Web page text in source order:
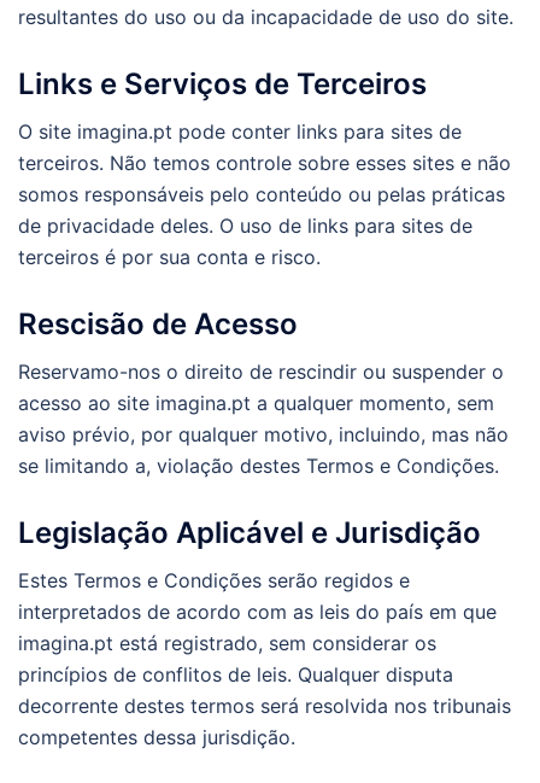
resultantes do uso ou da incapacidade de uso do site.
Links e Serviços de Terceiros
O site imagina.pt pode conter links para sites de
terceiros. Não temos controle sobre esses sites e não
somos responsáveis pelo conteúdo ou pelas práticas
de privacidade deles. O uso de links para sites de
terceiros é por sua conta e risco.
Rescisão de Acesso
Reservamo-nos o direito de rescindir ou suspender o
acesso ao site imagina.pt a qualquer momento, sem
aviso prévio, por qualquer motivo, incluindo, mas não
se limitando a, violação destes Termos e Condições.
Legislação Aplicável e Jurisdição
Estes Termos e Condições serão regidos e
interpretados de acordo com as leis do país em que
imagina.pt está registrado, sem considerar os
princípios de conflitos de leis. Qualquer disputa
decorrente destes termos será resolvida nos tribunais
competentes dessa jurisdição.